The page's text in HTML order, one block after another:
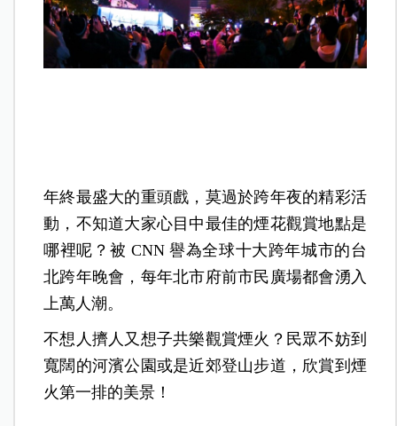
年終最盛大的重頭戲，莫過於跨年夜的精彩活
動，不知道大家心目中最佳的煙花觀賞地點是
哪裡呢？被 CNN 譽為全球十大跨年城市的台
北跨年晚會，每年北市府前市民廣場都會湧入
上萬人潮。
不想人擠人又想子共樂觀賞煙火？民眾不妨到
寬闊的河濱公園或是近郊登山步道，欣賞到煙
火第一排的美景！